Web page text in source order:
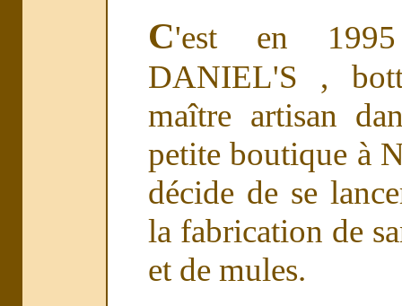
C'est en
DANIEL'S ,
maître artisan
petite boutique à
décide de se
la fabrication de
et de mules.